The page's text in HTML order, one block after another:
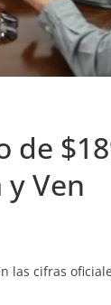
de
Ven
las cifras